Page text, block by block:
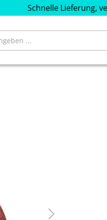
Schnelle Lieferung,